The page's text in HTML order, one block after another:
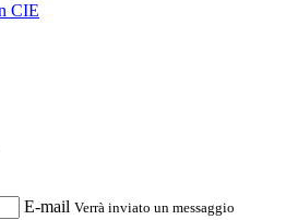
CIE
E-mail Verrà inviato un messaggio